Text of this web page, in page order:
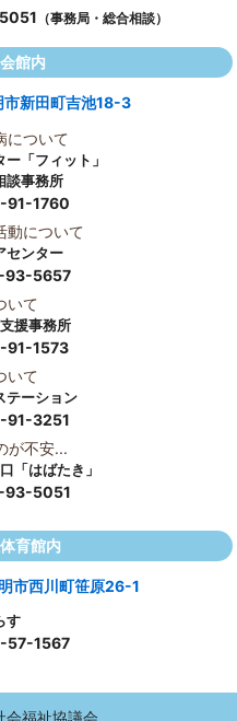
（事務局・総合相談）
館内
市新田町吉池18-3
について
「フィット」
談事務所
91-1760
動について
センター
93-5657
いて
援事務所
91-1573
いて
テーション
91-3251
が不安...
「はばたき」
5051
育館内
市西川町笹原26-1
す
57-1567
福祉協議会